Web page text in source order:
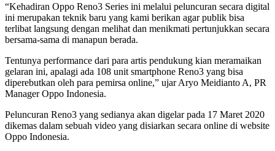
“Kehadiran Oppo Reno3 Series ini melalui peluncuran secara digital
ini merupakan teknik baru yang kami berikan agar publik bisa
terlibat langsung dengan melihat dan menikmati pertunjukkan secara
bersama-sama di manapun berada.
Tentunya performance dari para artis pendukung kian meramaikan
gelaran ini, apalagi ada 108 unit smartphone Reno3 yang bisa
diperebutkan oleh para pemirsa online,” ujar Aryo Meidianto A, PR
Manager Oppo Indonesia.
Peluncuran Reno3 yang sedianya akan digelar pada 17 Maret 2020
dikemas dalam sebuah video yang disiarkan secara online di website
Oppo Indonesia.